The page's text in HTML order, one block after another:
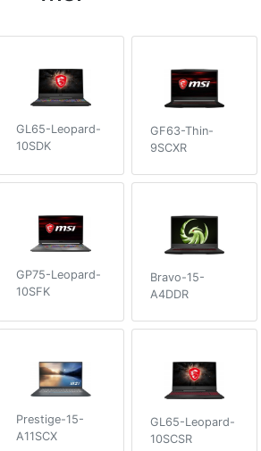
GL65-Leopard-
10SDK
GF63-Thin-
9SCXR
GP75-Leopard-
10SFK
Bravo-15-
A4DDR
Prestige-15-
A11SCX
GL65-Leopard-
10SCSR